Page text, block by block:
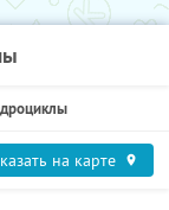
на карте